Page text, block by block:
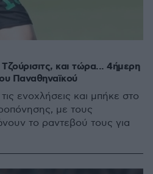
και τώρα... 4ήμερη
Παναθηναϊκού
ενοχλήσεις και μπήκε στο
με τους
το ραντεβού τους για